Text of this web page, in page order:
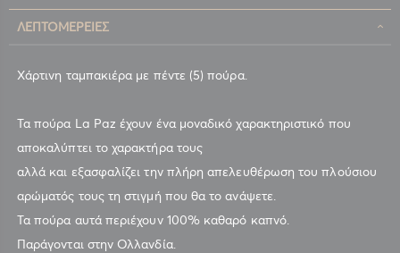
ΛΕΠΤΟΜΈΡΕΙΕΣ
Χάρτινη ταμπακιέρα με πέντε (5) πούρα.
Τα πούρα La Paz έχουν ένα μοναδικό χαρακτηριστικό που
αποκαλύπτει το χαρακτήρα τους
αλλά και εξασφαλίζει την πλήρη απελευθέρωση του πλούσιου
αρώματός τους τη στιγμή που θα το ανάψετε.
Τα πούρα αυτά περιέχουν 100% καθαρό καπνό.
Παράγονται στην Ολλανδία.